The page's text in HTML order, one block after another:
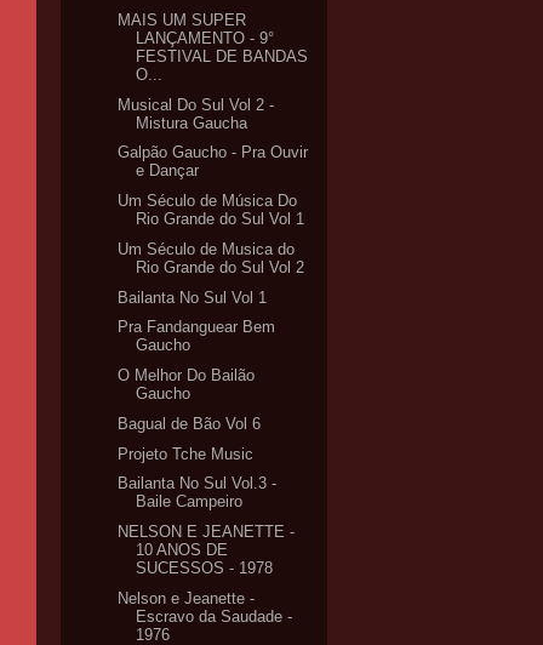
MAIS UM SUPER
LANÇAMENTO - 9°
FESTIVAL DE BANDAS
O...
Musical Do Sul Vol 2 -
Mistura Gaucha
Galpão Gaucho - Pra Ouvir
e Dançar
Um Século de Música Do
Rio Grande do Sul Vol 1
Um Século de Musica do
Rio Grande do Sul Vol 2
Bailanta No Sul Vol 1
Pra Fandanguear Bem
Gaucho
O Melhor Do Bailão
Gaucho
Bagual de Bão Vol 6
Projeto Tche Music
Bailanta No Sul Vol.3 -
Baile Campeiro
NELSON E JEANETTE -
10 ANOS DE
SUCESSOS - 1978
Nelson e Jeanette -
Escravo da Saudade -
1976